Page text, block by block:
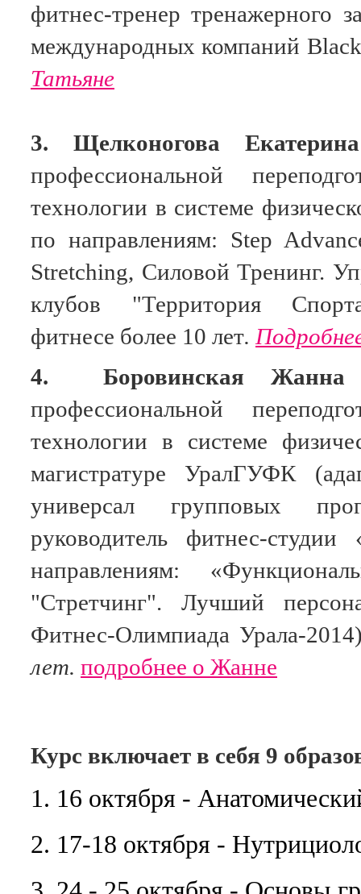
фитнес-тренер тренажерного
международных компаний
Татьяне
3. Щелконогова Екатерина
профессиональной
технологии в системе
по направлениям: Step
Stretching, Силовой Тренинг.
клубов "Территория
фитнесе более 10 лет.
4. Боровинская Жанна
профессиональной
технологии в системе
магистратуре УралГУФК
универсал групповых
руководитель фитнес-
направлениям:
"Стретчинг". Лучший
Фитнес-Олимпиада Урала-
лет. подробнее о Жанне
Курс включает в себя 9
1. 16 октября -
2. 17-18 октября -